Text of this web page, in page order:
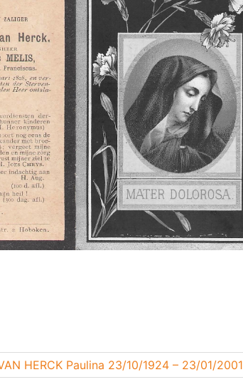
bericht
HERCK Paulina 23/10/1924 – 23/01/2001